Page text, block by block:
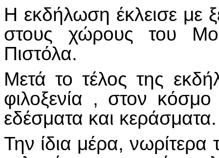
Η εκδήλωση έκλεισε με
στους χώρους του
Πιστόλα.
Μετά το τέλος της
φιλοξενία , στον
εδέσματα και κεράσματα.
Την ίδια μέρα,